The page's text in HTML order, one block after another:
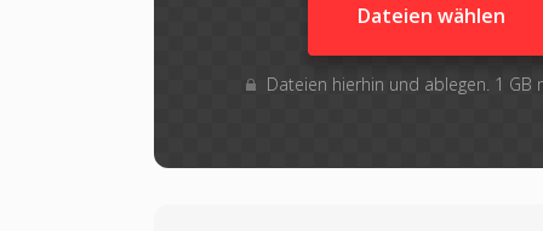
Dateien wählen
Dateien hierhin und ablegen. 1